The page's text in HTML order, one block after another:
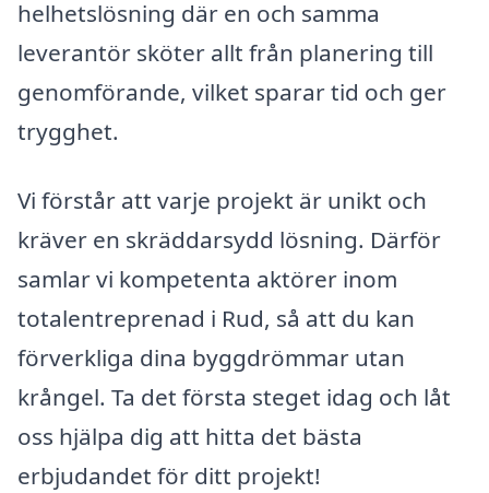
helhetslösning där en och samma
leverantör sköter allt från planering till
genomförande, vilket sparar tid och ger
trygghet.
Vi förstår att varje projekt är unikt och
kräver en skräddarsydd lösning. Därför
samlar vi kompetenta aktörer inom
totalentreprenad i Rud, så att du kan
förverkliga dina byggdrömmar utan
krångel. Ta det första steget idag och låt
oss hjälpa dig att hitta det bästa
erbjudandet för ditt projekt!